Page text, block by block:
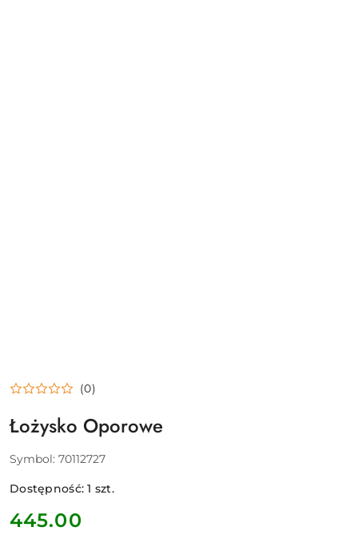
(0)
Łożysko Oporowe
Symbol: 70112727
Dostępność:1 szt.
cena:
445.00